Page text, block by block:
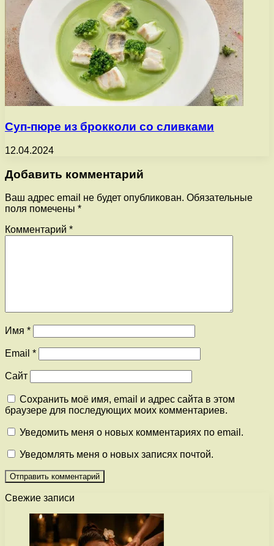
Суп-пюре из брокколи со сливками
12.04.2024
Добавить комментарий
Ваш адрес email не будет опубликован. Обязательные
поля помечены *
Комментарий *
Имя *
Email *
Сайт
Сохранить моё имя, email и адрес сайта в этом
браузере для последующих моих комментариев.
Уведомить меня о новых комментариях по email.
Уведомлять меня о новых записях почтой.
Свежие записи